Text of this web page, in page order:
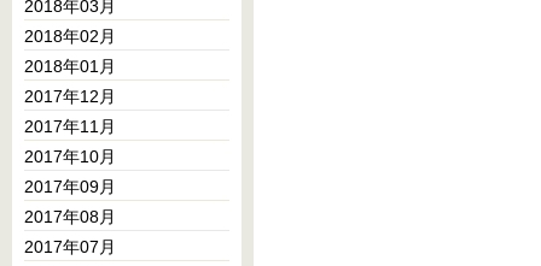
2018年03月
2018年02月
2018年01月
2017年12月
2017年11月
2017年10月
2017年09月
2017年08月
2017年07月